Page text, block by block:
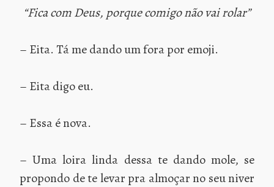
“Fica com Deus, porque comigo não vai rolar”
– Eita. Tá me dando um fora por emoji.
– Eita digo eu.
– Essa é nova.
– Uma loira linda dessa te dando mole, se
propondo de te levar pra almoçar no seu niver